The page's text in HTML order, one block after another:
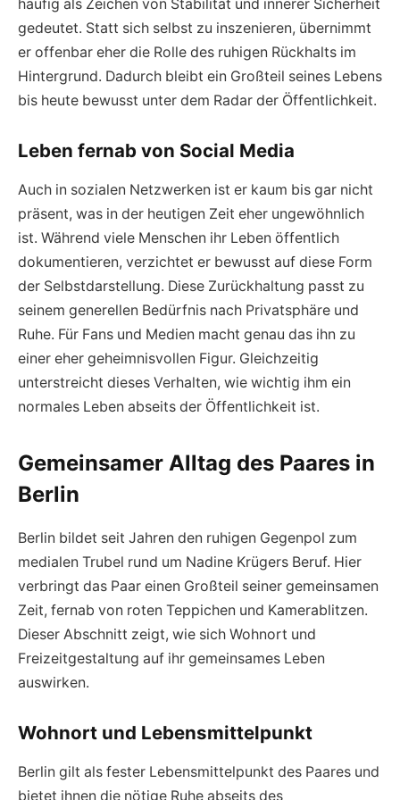
häufig als Zeichen von Stabilität und innerer Sicherheit
gedeutet. Statt sich selbst zu inszenieren, übernimmt
er offenbar eher die Rolle des ruhigen Rückhalts im
Hintergrund. Dadurch bleibt ein Großteil seines Lebens
bis heute bewusst unter dem Radar der Öffentlichkeit.
Leben fernab von Social Media
Auch in sozialen Netzwerken ist er kaum bis gar nicht
präsent, was in der heutigen Zeit eher ungewöhnlich
ist. Während viele Menschen ihr Leben öffentlich
dokumentieren, verzichtet er bewusst auf diese Form
der Selbstdarstellung. Diese Zurückhaltung passt zu
seinem generellen Bedürfnis nach Privatsphäre und
Ruhe. Für Fans und Medien macht genau das ihn zu
einer eher geheimnisvollen Figur. Gleichzeitig
unterstreicht dieses Verhalten, wie wichtig ihm ein
normales Leben abseits der Öffentlichkeit ist.
Gemeinsamer Alltag des Paares in
Berlin
Berlin bildet seit Jahren den ruhigen Gegenpol zum
medialen Trubel rund um Nadine Krügers Beruf. Hier
verbringt das Paar einen Großteil seiner gemeinsamen
Zeit, fernab von roten Teppichen und Kamerablitzen.
Dieser Abschnitt zeigt, wie sich Wohnort und
Freizeitgestaltung auf ihr gemeinsames Leben
auswirken.
Wohnort und Lebensmittelpunkt
Berlin gilt als fester Lebensmittelpunkt des Paares und
bietet ihnen die nötige Ruhe abseits des